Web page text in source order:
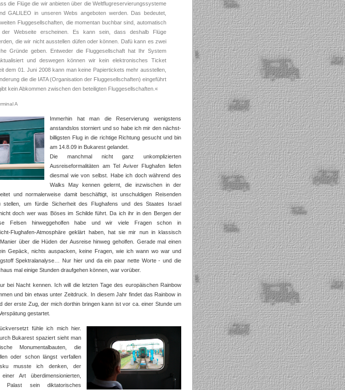
die Flüge die wir anbieten über die Weltflugreservierungssysteme
GALILEO in unseren Webs angeboten werden. Das bedeutet,
Fluggesellschaften, die momentan buchbar sind, automatisch
Webseite erscheinen. Es kann sein, dass deshalb Flüge
die wir nicht ausstellen düfen oder können. Dafü kann es zwei
Gründe geben. Entweder die Fluggesellschaft hat Ihr System
und deswegen können wir kein elektronisches Ticket
dem 01. Juni 2008 kann man keine Papiertickets mehr ausstellen,
die die IATA (Organisation der Fluggesellschaften) eingeführt
kein Abkommen zwischen den beteiligten Fluggesellschaften.«
A
Immerhin hat man die Reservierung wenigstens
anstandslos storniert und so habe ich mir den nächst-
billigsten Flug in die richtige Richtung gesucht und bin
am 14.8.09 in Bukarest gelandet.
Die manchmal nicht ganz unkomplizierten
Ausreiseformalitäten am Tel Aviver Flughafen liefen
diesmal wie von selbst. Habe ich doch während des
Walks May kennen gelernt, die inzwischen in der
und normalerweise damit beschäftigt, ist unschuldigen Reisenden
stellen, um fürdie Sicherheit des Flughafens und des Staates Israel
doch wer was Böses im Schilde führt. Da ich ihr in den Bergen der
Felsen hinweggeholfen habe und wir viele Fragen schon in
Flughafen-Atmosphäre geklärt haben, hat sie mir nun in klassisch
über die Hüden der Ausreise hinweg geholfen. Gerade mal einen
Gepäck, nichts auspacken, keine Fragen, wie ich wann wo war und
Spektralanalyse… Nur hier und da ein paar nette Worte - und die
mal einige Stunden draufgehen können, war vorüber.
bei Nacht kennen. Ich will die letzten Tage des europäischen Rainbow
und bin etwas unter Zeitdruck. In diesem Jahr findet das Rainbow in
der erste Zug, der mich dorthin bringen kann ist vor ca. einer Stunde um
gestartet.
fühle ich mich hier.
Bukarest spaziert sieht man
Monumentalbauten, die
oder schon längst verfallen
musste ich denken, der
Art überdimensionierten,
Palast sein diktatorisches